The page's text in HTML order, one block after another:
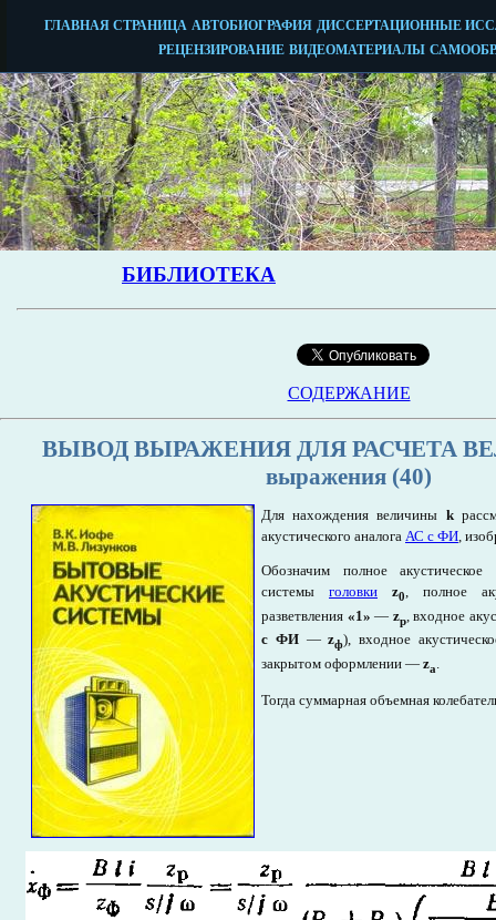
СОДЕРЖАНИЕ
ВЫВОД ВЫРАЖЕНИЯ ДЛЯ РАСЧЕТА
выражения (40)
Для нахождения величины k
акустического аналога АС с ФИ,
Обозначим полное акустическое
системы головки z0, полное
разветвления «1» — zp , входное
с ФИ—zф), входное
закрытом оформлении — za
Тогда суммарная объемная